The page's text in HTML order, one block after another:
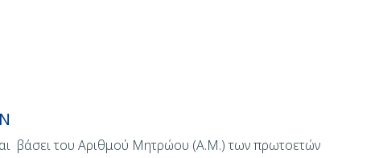
βάσει του Αριθμού Μητρώου (Α.Μ.) των πρωτοετών